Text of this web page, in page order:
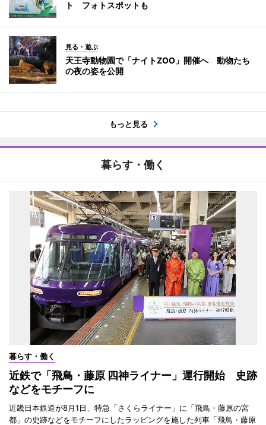
ト フォトスポットも
見る・遊ぶ
天王寺動物園で「ナイトZOO」開催へ 動物たち
の夜の姿を公開
もっと見る
暮らす・働く
暮らす・働く
近鉄で「飛鳥・藤原 四神ライナー」運行開始 史跡
などをモチーフに
近畿日本鉄道が8月1日、特急「さくらライナー」に「飛鳥・藤原の宮
都」の史跡などをモチーフにしたラッピングを施した列車「飛鳥・藤原